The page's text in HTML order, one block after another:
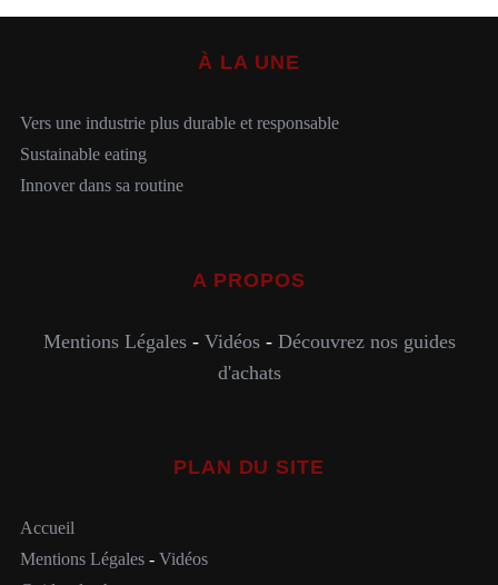
À LA UNE
Vers une industrie plus durable et responsable
Sustainable eating
Innover dans sa routine
A PROPOS
Mentions Légales- Vidéos- Découvrez nos guides
d'achats
PLAN DU SITE
Accueil
Mentions Légales- Vidéos